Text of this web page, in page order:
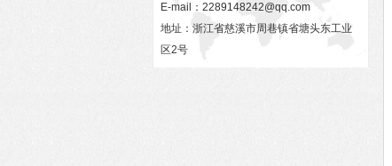
E-mail： 2289148242@qq.com
地址：浙江省慈溪市周巷镇省塘头东工业
区2号